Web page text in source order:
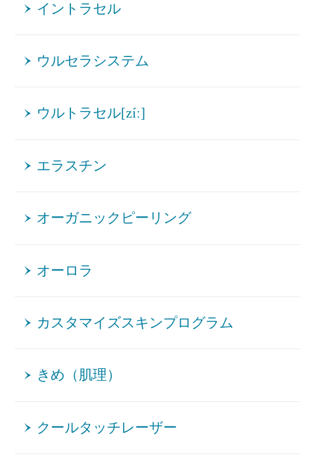
イントラセル
ウルセラシステム
ウルトラセル[zíː]
エラスチン
オーガニックピーリング
オーロラ
カスタマイズスキンプログラム
きめ（肌理）
クールタッチレーザー